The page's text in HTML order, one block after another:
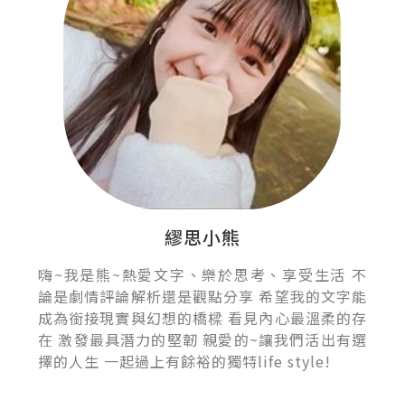
繆思小熊
嗨~我是熊~熱愛文字、樂於思考、享受生活 不
論是劇情評論解析還是觀點分享 希望我的文字能
成為銜接現實與幻想的橋樑 看見內心最溫柔的存
在 激發最具潛力的堅韌 親愛的~讓我們活出有選
擇的人生 一起過上有餘裕的獨特life style!